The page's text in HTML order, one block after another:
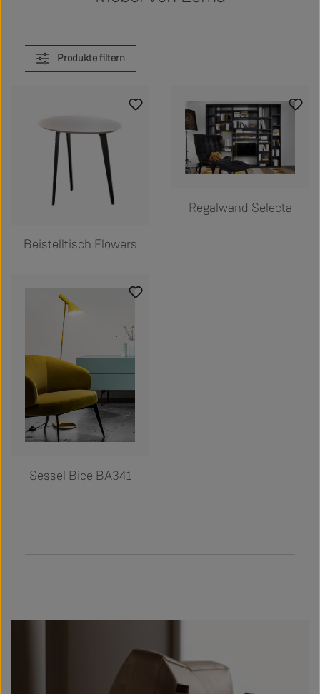
Produkte filtern
Beistelltisch Flowers
Regalwand Selecta
Sessel Bice BA341